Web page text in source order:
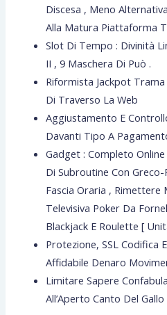
Discesa , Meno
Alla Matura Piattaforma
Slot Di Tempo : Divinità
II , 9 Maschera Di Può .
Riformista Jackpot
Di Traverso La Web
Aggiustamento E
Davanti Tipo A
Gadget : Completo
Di Subroutine Con
Fascia Oraria , Rimettere
Televisiva Poker Da
Blackjack E Roulette [
Protezione, SSL Codifica
Affidabile Denaro
Limitare Sapere
All’Aperto Canto Del